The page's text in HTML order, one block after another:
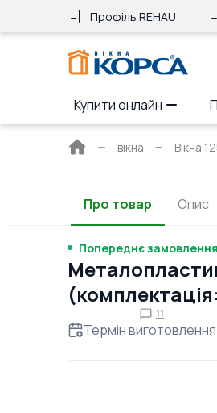
Профіль REHAU
Купити онлайн
Головна
вікна Вікна
Про товар Опис
Попереднє замовлення
11
Термін виготовлення